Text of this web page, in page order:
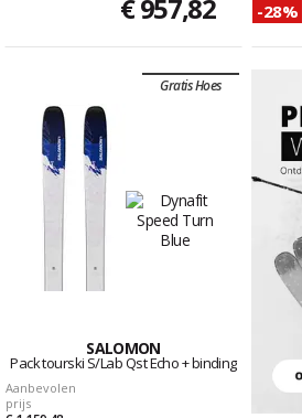
€ 957,82 -28%
Gratis Hoes
SALOMON
Pack tourski S/Lab Qst Echo + binding
Aanbevolen
prijs